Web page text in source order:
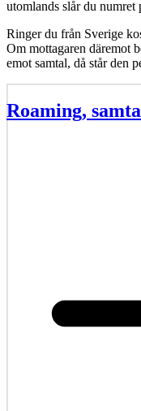
utomlands slår du numret
Ringer du från Sverige
Om mottagaren däremot
emot samtal, då står den
Roaming,